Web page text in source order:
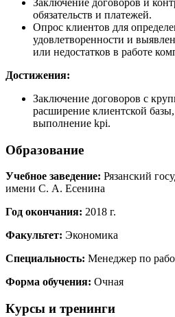
Заключение договоров и
обязательств и платежей.
Опрос клиентов для
удовлетворенности и
или недостатков в работе
Достижения:
Заключение договоров с
расширение клиентской
выполнение kpi.
Образование
Учебное заведение: Рязанский
имени С. А. Есенина
Год окончания: 2018 г.
Факультет: Экономика
Специальность: Менеджер по
Форма обучения: Очная
Курсы и тренинги